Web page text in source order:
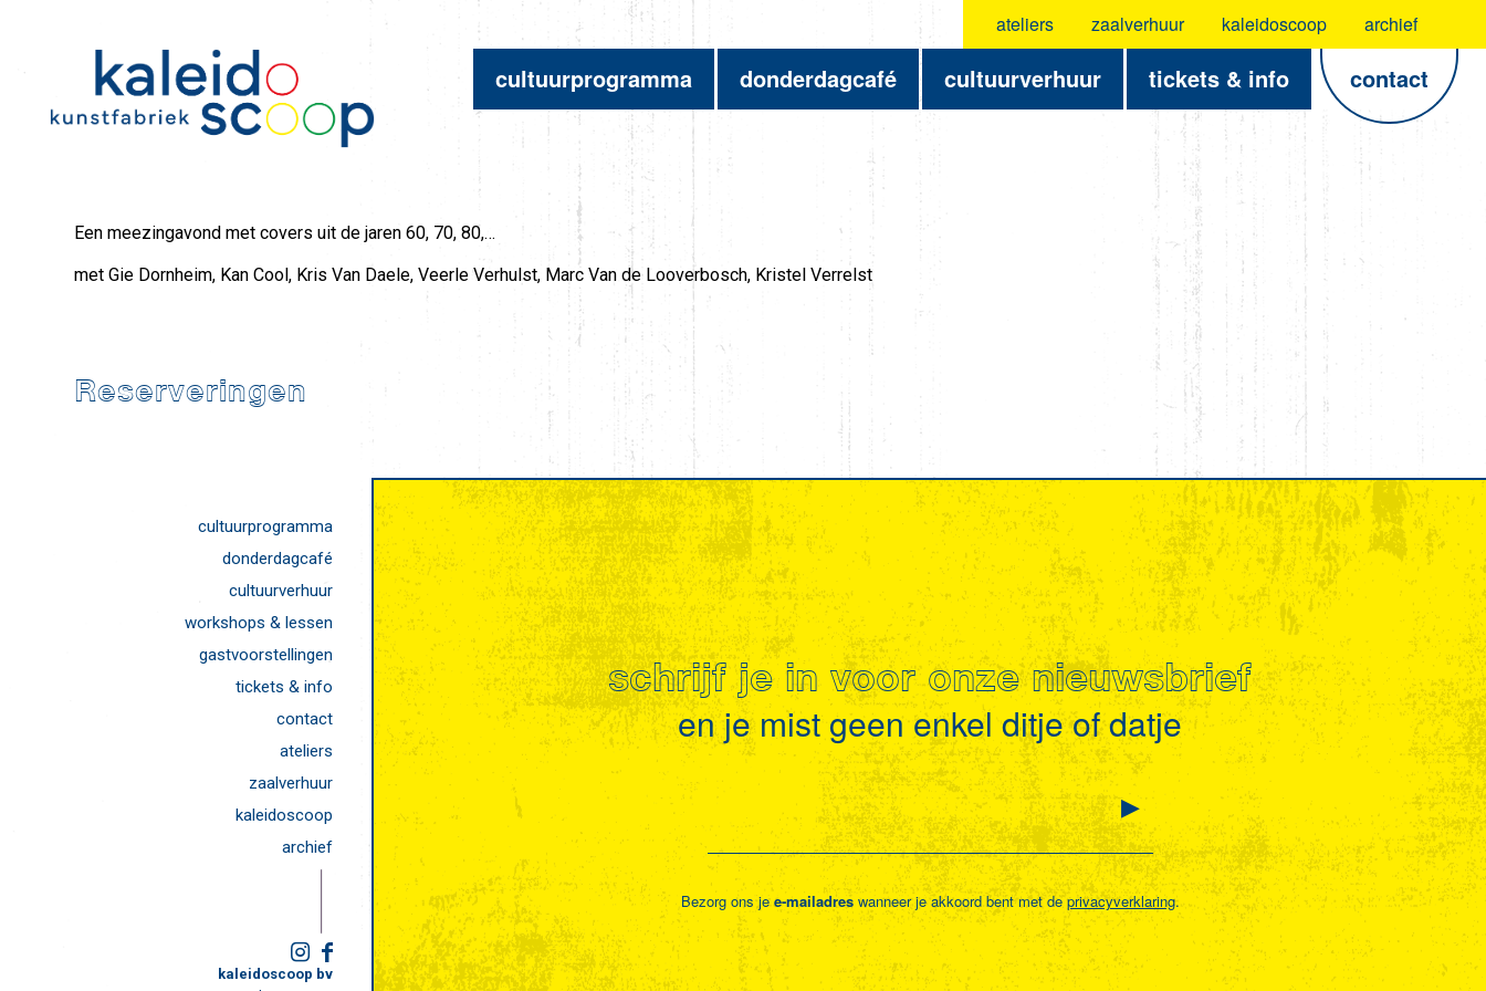
ateliers zaalverhuur kaleidoscoop archief
cultuurprogramma donderdagcafé cultuurverhuur tickets & info contact
Een meezingavond met covers uit de jaren 60, 70, 80,…
met Gie Dornheim, Kan Cool, Kris Van Daele, Veerle Verhulst, Marc Van de Looverbosch, Kristel Verrelst
Reserveringen
cultuurprogramma
donderdagcafé
cultuurverhuur
workshops & lessen
gastvoorstellingen
tickets & info
contact
ateliers
zaalverhuur
kaleidoscoop
archief
kaleidoscoop bv
schrijf je in voor onze nieuwsbrief
en je mist geen enkel ditje of datje
Bezorg ons je e-mailadreswanneer je akkoord bent met deprivacyverklaring.